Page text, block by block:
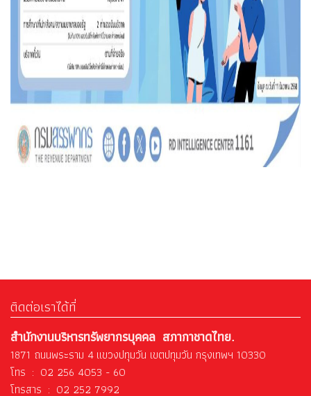
ติดต่อเราได้ที่
สำนักงานบริหารทรัพยากรบุคคล สภากาชาดไทย.
1871 ถนนพระราม 4 แขวงปทุมวัน เขตปทุมวัน กรุงเทพฯ 10330
โทร : 02 256 4053 - 60
โทรสาร : 02 252 7992